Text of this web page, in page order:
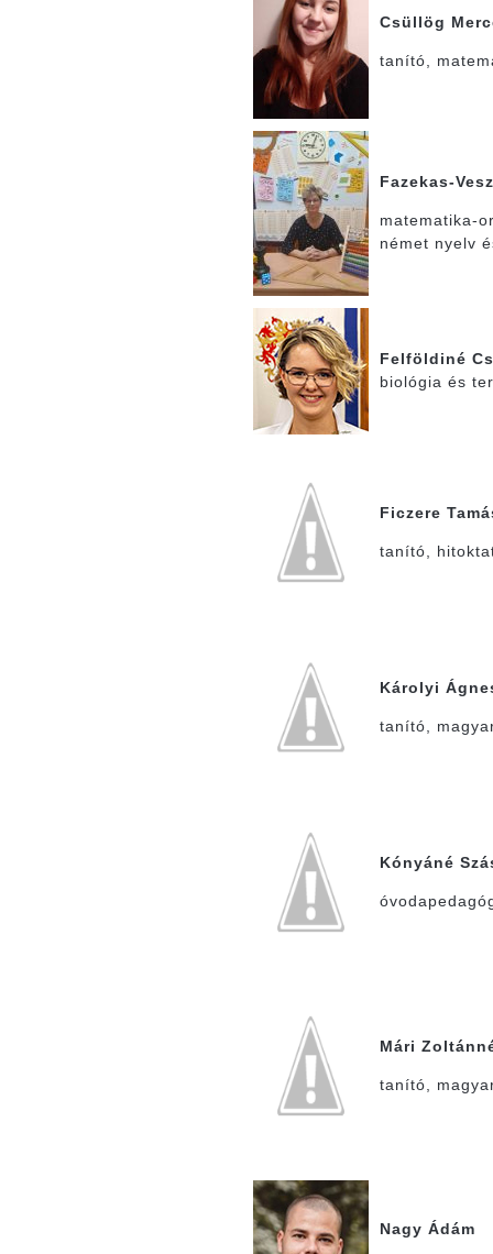
Csüllög
tanító,
Fazekas-
matematika-
német nyelv
Felföldiné
biológia és
Ficzere
tanító,
Károlyi
tanító,
Kónyáné
Mári
tanító,
Nagy Ádám